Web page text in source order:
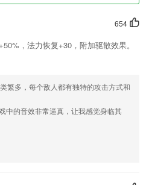
修改或删除网络。
模式、仿真等多翻页效果、文字大小
整、锁屏时间变换、批量下载、进度跳
程信息。
容清晰提醒；
、715天删除备份，邮件实时归档、内
输。
星星奖励，即时满足孩子成就感，让孩
654
，法力恢复+30，附加驱散效果。
繁多，每个敌人都有独特的攻击方式和
中的音效非常逼真，让我感觉身临其